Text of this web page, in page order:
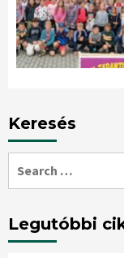
Keresés
Legutóbbi